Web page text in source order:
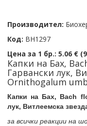
Производител:
Код: BH1297
Цена за 1 бр.: 5.06 €
Капки на Бах,
Гарвански лук,
Ornithogalum
Капки на Бах, Bach
лук, Витлеемска
за всички реакции на